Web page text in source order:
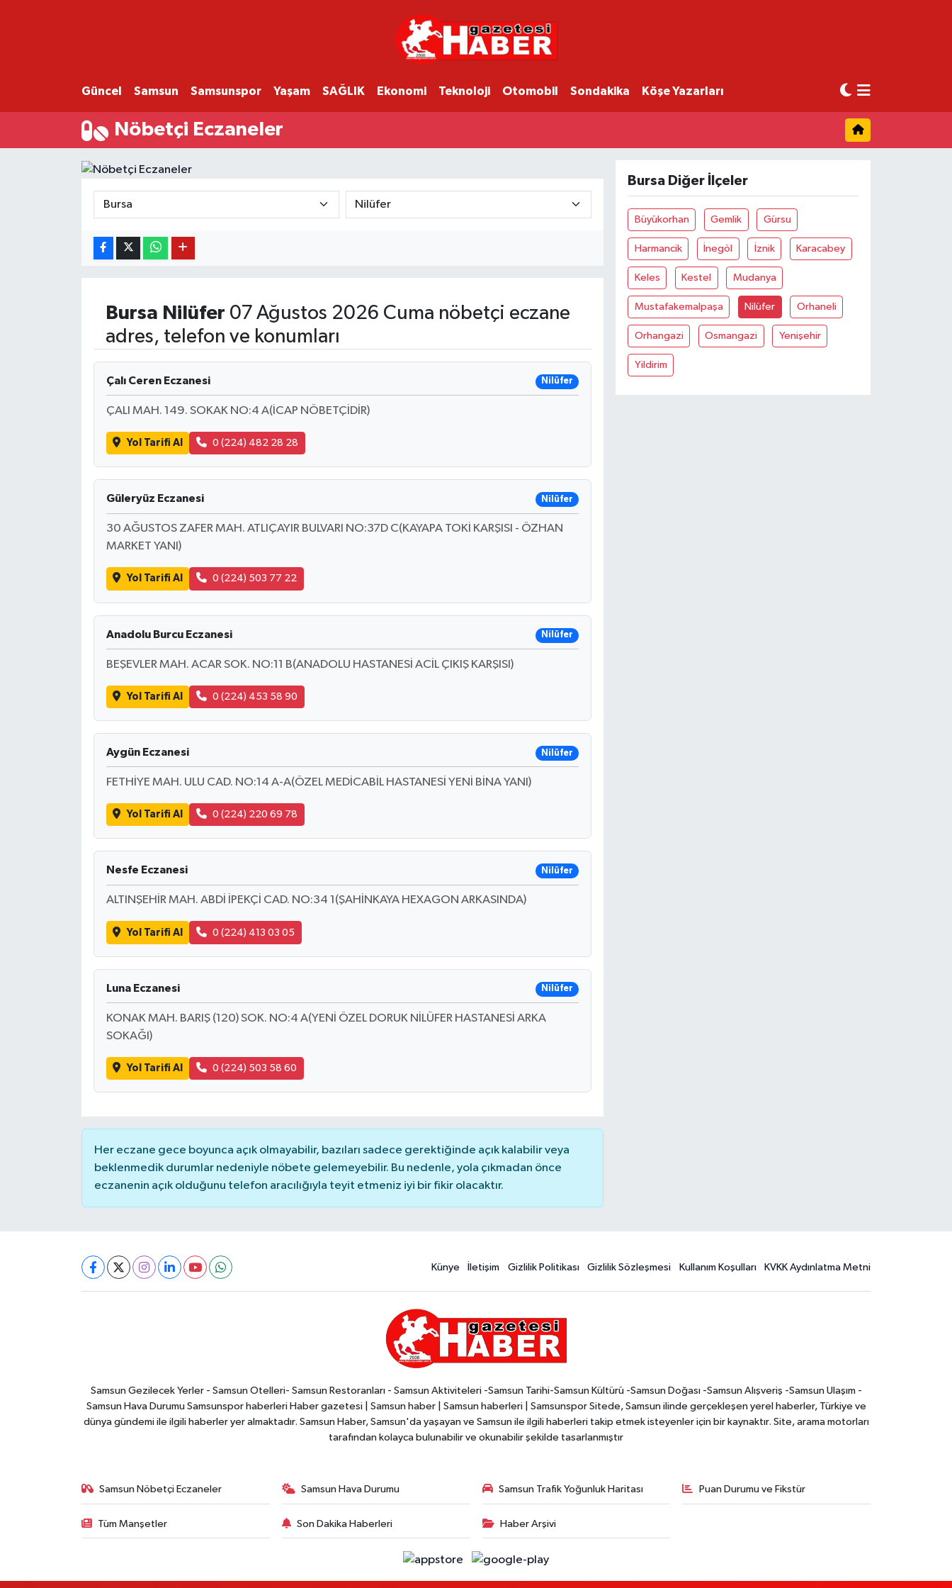
Güncel Samsun Samsunspor Yaşam SAĞLIK Ekonomi Teknoloji Otomobil Sondakika Köşe Yazarları
Nöbetçi Eczaneler
Bursa Nilüfer 07 Ağustos 2026 Cuma nöbetçi eczane
adres, telefon ve konumları
Çalı Ceren Eczanesi Nilüfer
ÇALI MAH. 149. SOKAK NO:4 A(İCAP NÖBETÇİDİR)
Yol Tarifi Al 0 (224) 482 28 28
Güleryüz Eczanesi Nilüfer
30 AĞUSTOS ZAFER MAH. ATLIÇAYIR BULVARI NO:37D C(KAYAPA TOKİ KARŞISI - ÖZHAN
MARKET YANI)
Yol Tarifi Al 0 (224) 503 77 22
Anadolu Burcu Eczanesi Nilüfer
BEŞEVLER MAH. ACAR SOK. NO:11 B(ANADOLU HASTANESİ ACİL ÇIKIŞ KARŞISI)
Yol Tarifi Al 0 (224) 453 58 90
Aygün Eczanesi Nilüfer
FETHİYE MAH. ULU CAD. NO:14 A-A(ÖZEL MEDİCABİL HASTANESİ YENİ BİNA YANI)
Yol Tarifi Al 0 (224) 220 69 78
Nesfe Eczanesi Nilüfer
ALTINŞEHİR MAH. ABDİ İPEKÇİ CAD. NO:34 1(ŞAHİNKAYA HEXAGON ARKASINDA)
Yol Tarifi Al 0 (224) 413 03 05
Luna Eczanesi Nilüfer
KONAK MAH. BARIŞ (120) SOK. NO:4 A(YENİ ÖZEL DORUK NİLÜFER HASTANESİ ARKA
SOKAĞI)
Yol Tarifi Al 0 (224) 503 58 60
Her eczane gece boyunca açık olmayabilir, bazıları sadece gerektiğinde açık kalabilir veya
beklenmedik durumlar nedeniyle nöbete gelemeyebilir. Bu nedenle, yola çıkmadan önce
eczanenin açık olduğunu telefon aracılığıyla teyit etmeniz iyi bir fikir olacaktır.
Bursa Diğer İlçeler
Büyükorhan Gemlik Gürsu
Harmancik İnegöl İznik Karacabey
Keles Kestel Mudanya
Mustafakemalpaşa Nilüfer Orhaneli
Orhangazi Osmangazi Yenişehir
Yildirim
Künye İletişim Gizlilik Politikası Gizlilik Sözleşmesi Kullanım Koşulları KVKK Aydınlatma Metni
Samsun Gezilecek Yerler - Samsun Otelleri- Samsun Restoranları - Samsun Aktiviteleri -Samsun Tarihi-Samsun Kültürü -Samsun Doğası -Samsun Alışveriş -Samsun Ulaşım -
Samsun Hava Durumu Samsunspor haberleri Haber gazetesi | Samsun haber | Samsun haberleri | Samsunspor Sitede, Samsun ilinde gerçekleşen yerel haberler, Türkiye ve
dünya gündemi ile ilgili haberler yer almaktadır. Samsun Haber, Samsun'da yaşayan ve Samsun ile ilgili haberleri takip etmek isteyenler için bir kaynaktır. Site, arama motorları
tarafından kolayca bulunabilir ve okunabilir şekilde tasarlanmıştır
Samsun Nöbetçi Eczaneler Samsun Hava Durumu Samsun Trafik Yoğunluk Haritası Puan Durumu ve Fikstür
Tüm Manşetler Son Dakika Haberleri Haber Arşivi
SAMSUN
SAMSUNSPOR
EKONOMİ